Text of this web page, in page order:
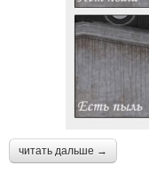
читать дальше →